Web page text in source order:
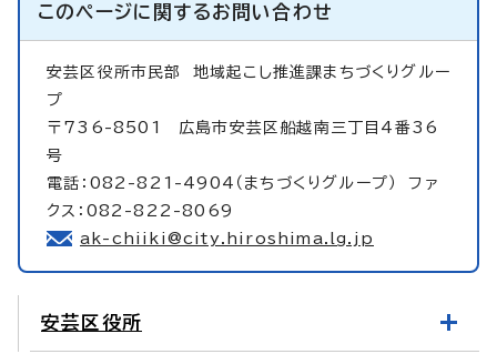
このページに関するお問い合わせ
安芸区役所市民部 地域起こし推進課まちづくりグルー
プ
〒736-8501 広島市安芸区船越南三丁目4番36
号
電話：082-821-4904（まちづくりグループ） ファ
クス：082-822-8069
ak-chiiki@city.hiroshima.lg.jp
安芸区役所